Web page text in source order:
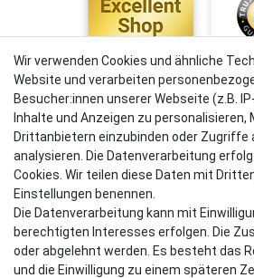
Wir verwenden Cookies und ähnliche
Website und verarbeiten
Besucher:innen unserer Webseite (z.B.
Inhalte und Anzeigen zu personalisieren,
Drittanbietern einzubinden oder Zugriffe
analysieren. Die Datenverarbeitung
Cookies. Wir teilen diese Daten mit
Einstellungen benennen.
Die Datenverarbeitung kann mit
berechtigten Interesses erfolgen. Die
oder abgelehnt werden. Es besteht das
und die Einwilligung zu einem späteren